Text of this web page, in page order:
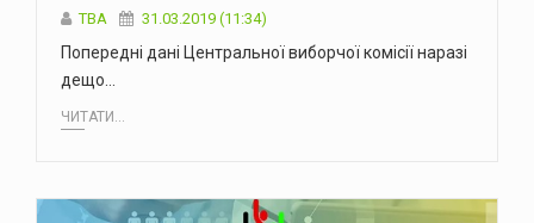
TBA 31.03.2019 (11:34)
Попередні дані Центральної виборчої комісії наразі
дещо…
ЧИТАТИ...